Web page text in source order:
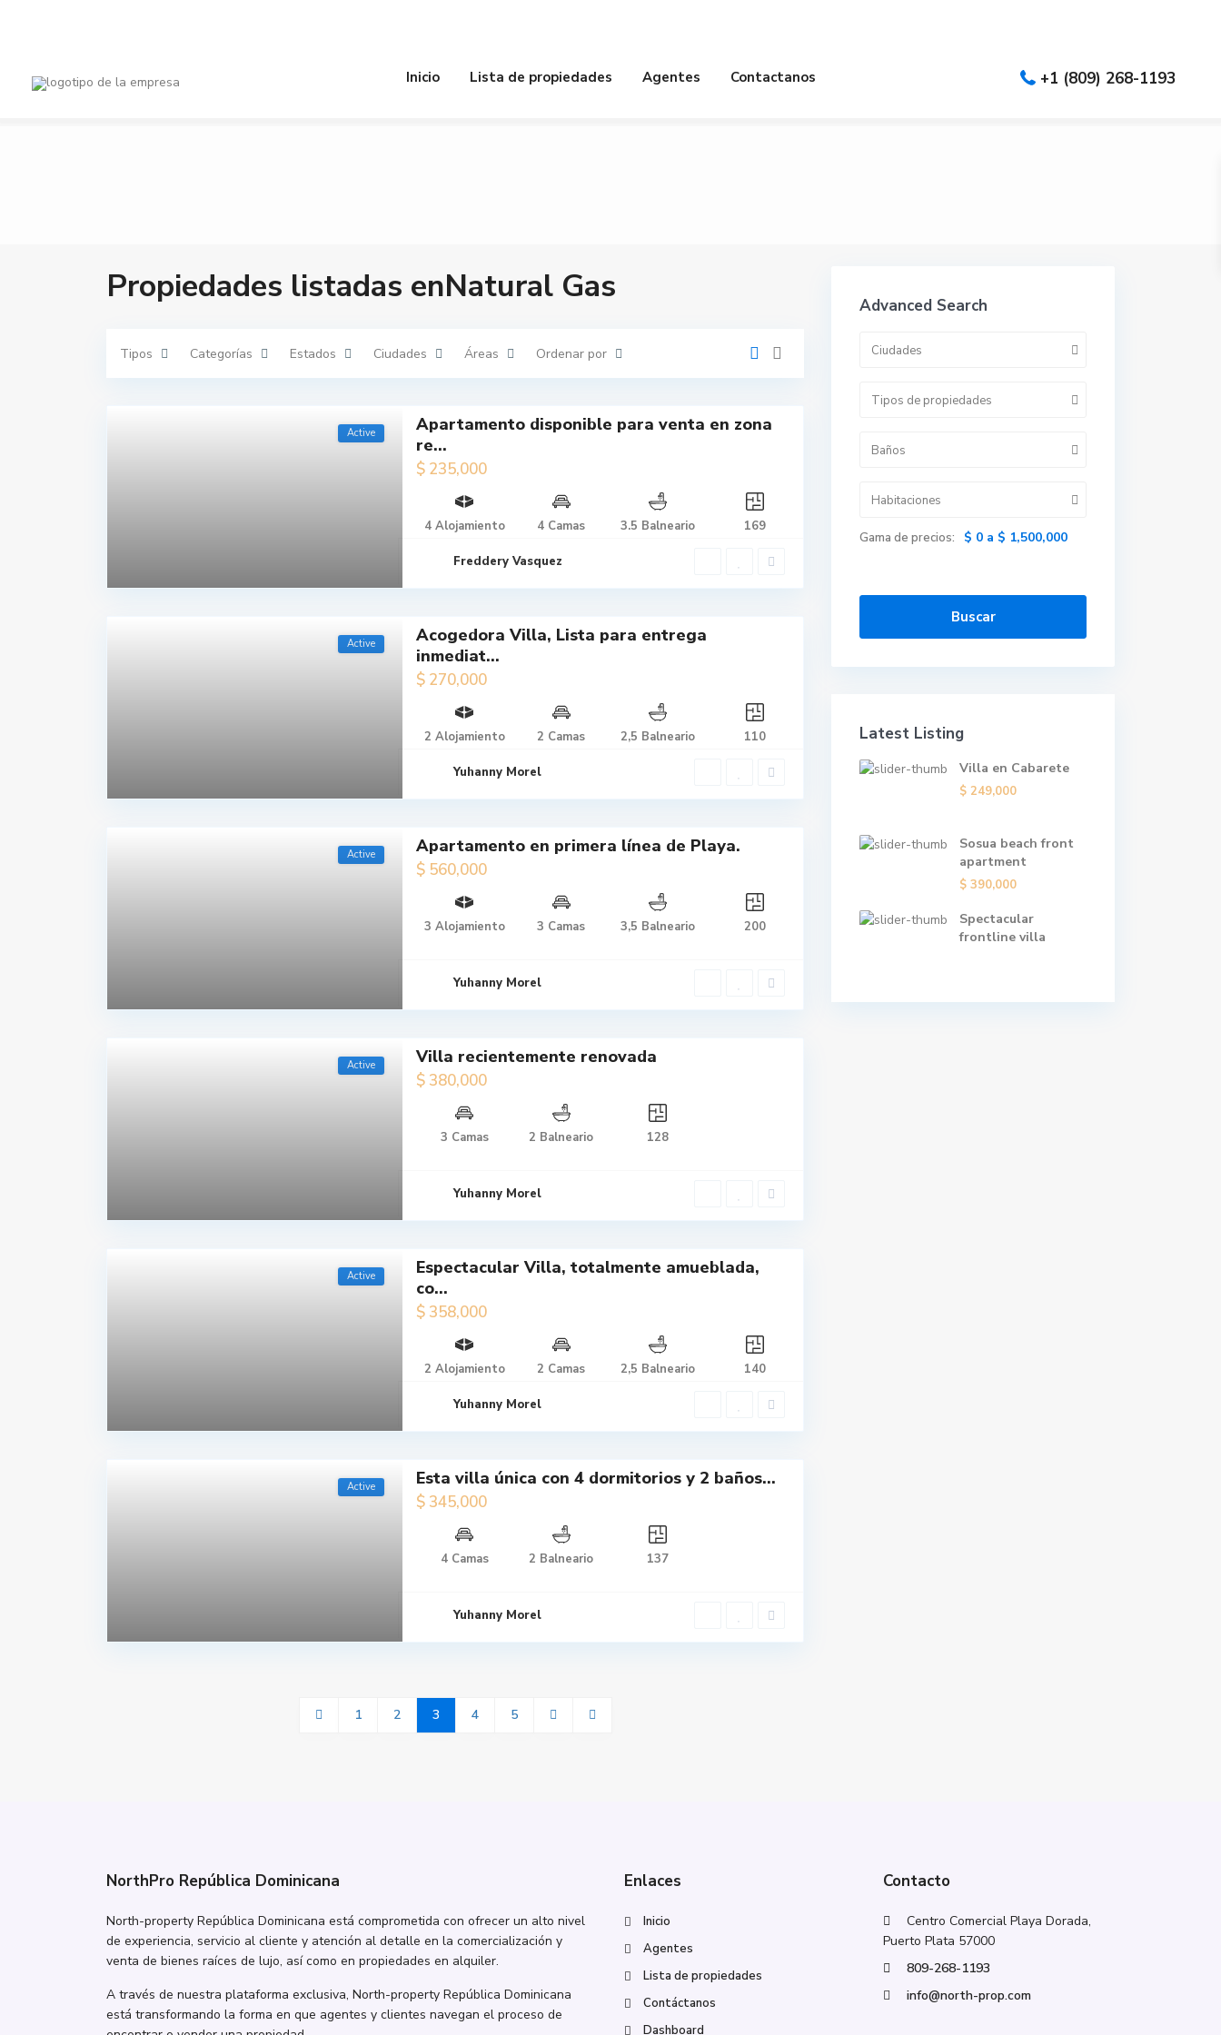
+1 (809) 268-1193
Inicio Lista de propiedades Agentes Contactanos
Propiedades listadas enNatural Gas
Tipos Categorías Estados Ciudades Áreas Ordenar por
Active
$ 235,000
Apartamento
disponible
para venta en
zona re...
Apartamento disponible para venta en zona
re...
$ 235,000
4 Alojamiento 4 Camas 3.5 Balneario 169
Freddery Vasquez
Active $ 270,000
Acogedora
Villa, Lista
para
entrega
inmediat...
Acogedora Villa, Lista para entrega
inmediat...
$ 270,000
2 Alojamiento 2 Camas 2,5 Balneario 110
Yuhanny Morel
Active
$ 560,000
Apartamento
en primera
Playa.
Apartamento en primera línea de Playa.
$ 560,000
3 Alojamiento 3 Camas 3,5 Balneario 200
Yuhanny Morel
Active
$ 380,000
Villa
renovada
Villa recientemente renovada
$ 380,000
3 Camas 2 Balneario 128
Yuhanny Morel
Active $ 358,000
Espectacular
Villa,
totalmente
amueblada,
co...
Espectacular Villa, totalmente amueblada,
co...
$ 358,000
2 Alojamiento 2 Camas 2,5 Balneario 140
Yuhanny Morel
Active
$ 345,000
Esta villa
única con 4
y 2 baños...
Esta villa única con 4 dormitorios y 2 baños...
$ 345,000
4 Camas 2 Balneario 137
Yuhanny Morel
1 2 3 4 5
Advanced Search
Ciudades
Tipos de propiedades
Baños
Habitaciones
Gama de precios: $ 0 a $ 1,500,000
Buscar
Latest Listing
Villa en Cabarete
$ 249,000
Sosua beach front
apartment
$ 390,000
Spectacular
frontline villa
NorthPro República Dominicana
North-property República Dominicana está comprometida con ofrecer un alto nivel
de experiencia, servicio al cliente y atención al detalle en la comercialización y
venta de bienes raíces de lujo, así como en propiedades en alquiler.
A través de nuestra plataforma exclusiva, North-property República Dominicana
está transformando la forma en que agentes y clientes navegan el proceso de
Enlaces
Inicio
Agentes
Lista de propiedades
Contáctanos
Dashboard
Contacto
Centro Comercial Playa Dorada,
Puerto Plata 57000
809-268-1193
info@north-prop.com